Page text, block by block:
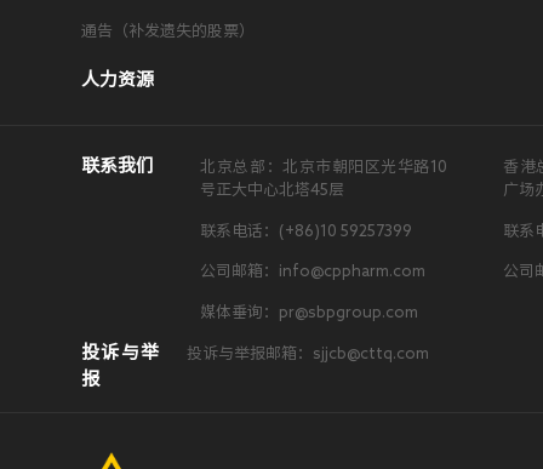
通告（补发遗失的股票）
人力资源
联系我们
北京总部：北京市朝阳区光华路10
号正大中心北塔45层
联系电话：(+86)10 59257399
公司邮箱：info@cppharm.com
媒体垂询：pr@sbpgroup.com
香港
广场
联系
公司
投诉与举
报
投诉与举报邮箱：sjjcb@cttq.com